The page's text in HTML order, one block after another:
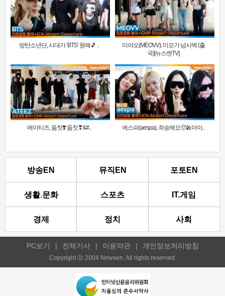
방탄소년단, 시대가 ‘BTS’ 원해🎵 ..
미야오(MEOVV), 미모가 넘사벽 (출
국)[뉴스엔TV]
에이티즈, 둠칫❣️ 둠칫❣&#.. 에스파(aespa), 죄송해요🥺🎤마이..
방송EN 뮤직EN 포토EN
생활.문화 스포츠 IT.게임
경제 정치 사회
PC보기 | 전체기사 | 이용약관 | 개인정보처리방침
Copyright ⓒ 2004 Newsen. All rights reserved.